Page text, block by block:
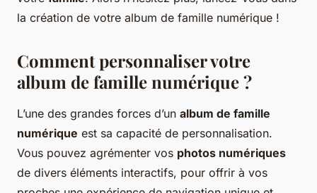
la création de votre album de famille numérique !
Comment personnaliser votre
album de famille numérique ?
L’une des grandes forces d’un album de famille
numérique est sa capacité de personnalisation.
Vous pouvez agrémenter vos photos numériques
de divers éléments interactifs, pour offrir à vos